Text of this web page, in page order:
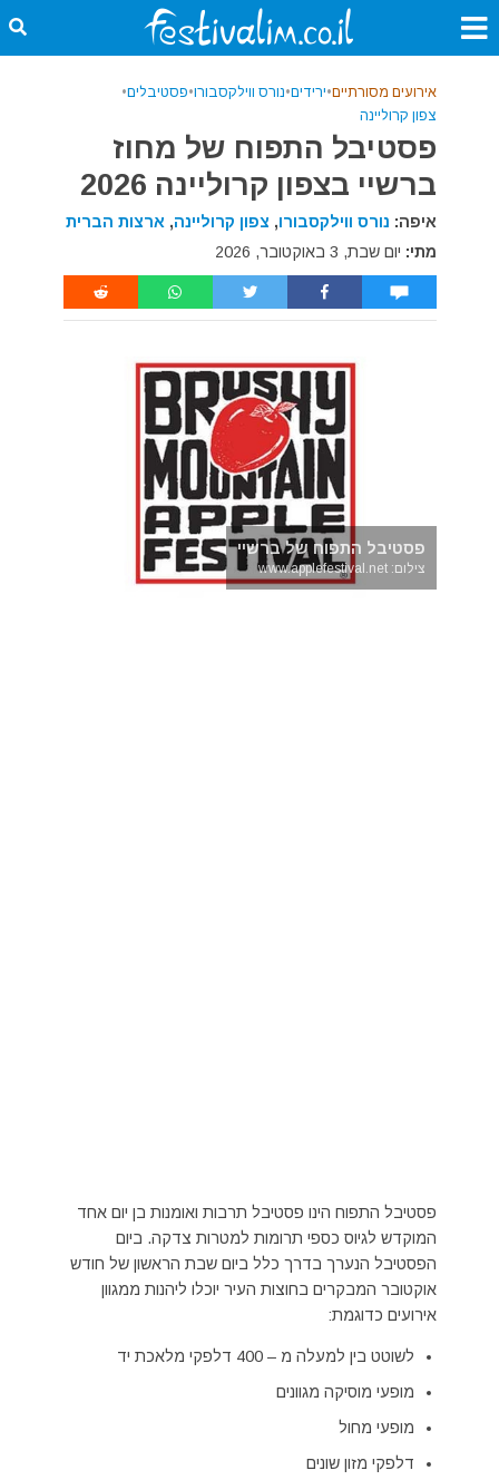
אירועים מסורתיים•ירידים•נורס ווילקסבורו•פסטיבלים•
צפון קרוליינה
פסטיבל התפוח של מחוז
ברשיי בצפון קרוליינה 2026
איפה: נורס ווילקסבורו, צפון קרוליינה, ארצות הברית
מתי: יום שבת, 3 באוקטובר, 2026
פסטיבל התפוח של ברשיי
צילום: www.applefestival.net
פסטיבל התפוח הינו פסטיבל תרבות ואומנות בן יום אחד
המוקדש לגיוס כספי תרומות למטרות צדקה. ביום
הפסטיבל הנערך בדרך כלל ביום שבת הראשון של חודש
אוקטובר המבקרים בחוצות העיר יוכלו ליהנות ממגוון
אירועים כדוגמת:
לשוטט בין למעלה מ – 400 דלפקי מלאכת יד
מופעי מוסיקה מגוונים
מופעי מחול
דלפקי מזון שונים